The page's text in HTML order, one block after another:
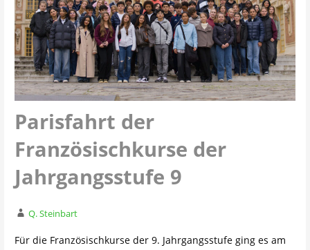
Parisfahrt der
Französischkurse der
Jahrgangsstufe 9
Q. Steinbart
Für die Französischkurse der 9. Jahrgangsstufe ging es am